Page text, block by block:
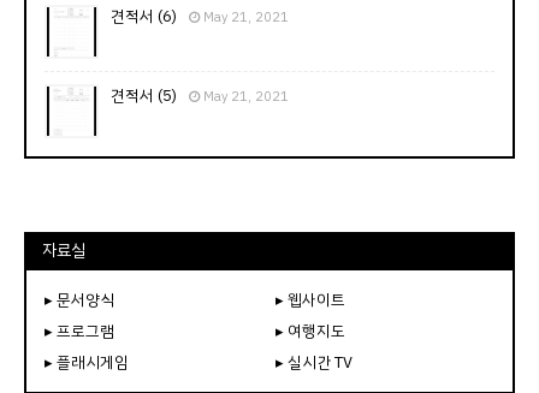
견적서 (6) May 21, 2021
견적서 (5) May 21, 2021
자료실
▸ 문서양식
▸ 웹사이트
▸ 프로그램
▸ 여행지도
▸ 플래시게임
▸ 실시간 TV